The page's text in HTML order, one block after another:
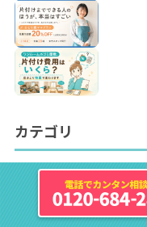
カテゴリ
お役立ち情報
ニュース